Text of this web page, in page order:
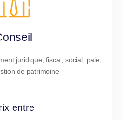
juridique, fiscal, social, paie,
de patrimoine
entre